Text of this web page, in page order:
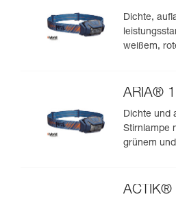
Dichte,
weißem,
625 Lumen
ARIA®
Dichte und
Stirnlampe
grünem
ACTIK®